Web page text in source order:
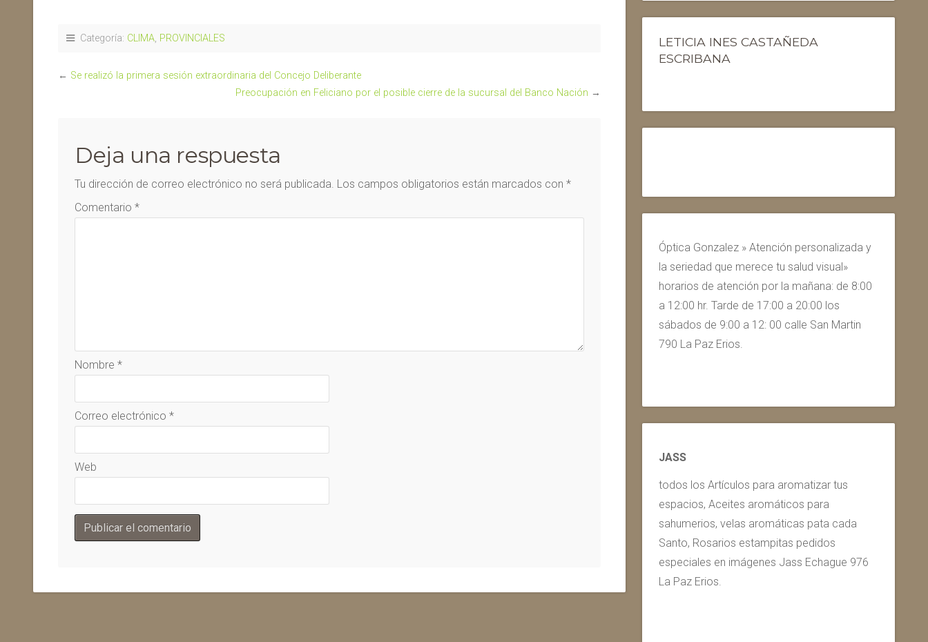
Categoría: CLIMA, PROVINCIALES
← Se realizó la primera sesión extraordinaria del Concejo Deliberante
Preocupación en Feliciano por el posible cierre de la sucursal del Banco Nación →
Deja una respuesta
Tu dirección de correo electrónico no será publicada. Los campos obligatorios están marcados con *
Comentario *
Nombre *
Correo electrónico *
Web
LETICIA INES CASTAÑEDA
ESCRIBANA
Óptica Gonzalez » Atención personalizada y
la seriedad que merece tu salud visual»
horarios de atención por la mañana: de 8:00
a 12:00 hr. Tarde de 17:00 a 20:00 los
sábados de 9:00 a 12: 00 calle San Martin
790 La Paz Erios.
JASS
todos los Artículos para aromatizar tus
espacios, Aceites aromáticos para
sahumerios, velas aromáticas pata cada
Santo, Rosarios estampitas pedidos
especiales en imágenes Jass Echague 976
La Paz Erios.